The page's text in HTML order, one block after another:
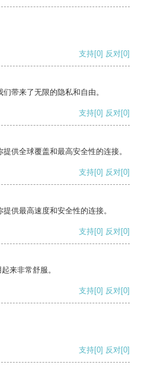
支持[0] 反对[0]
带来了无限的隐私和自由。
支持[0] 反对[0]
供全球覆盖和最高安全性的连接。
支持[0] 反对[0]
供最高速度和安全性的连接。
支持[0] 反对[0]
来非常舒服。
支持[0] 反对[0]
支持[0] 反对[0]